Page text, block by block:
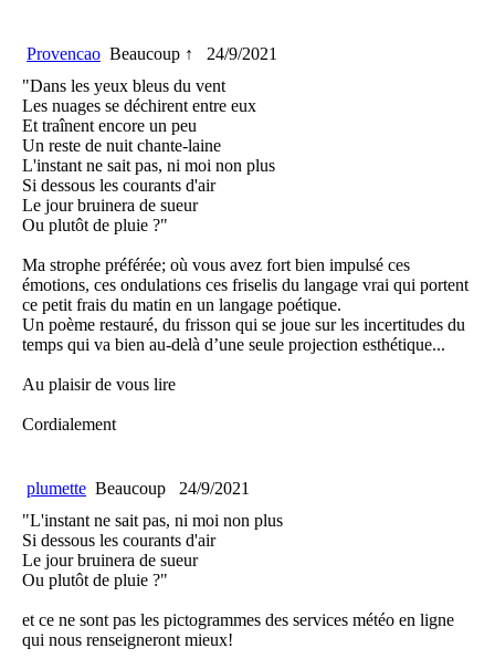
Provencao Beaucoup ↑
24/9/2021
"Dans les yeux bleus du vent
Les nuages se déchirent entre eux
Et traînent encore un peu
Un reste de nuit chante-laine
L'instant ne sait pas, ni moi non plus
Si dessous les courants d'air
Le jour bruinera de sueur
Ou plutôt de pluie ?"
Ma strophe préférée; où vous avez fort bien impulsé ces
émotions, ces ondulations ces friselis du langage vrai qui portent
ce petit frais du matin en un langage poétique.
Un poème restauré, du frisson qui se joue sur les incertitudes du
temps qui va bien au-delà d’une seule projection esthétique...
Au plaisir de vous lire
Cordialement
plumette Beaucoup
24/9/2021
"L'instant ne sait pas, ni moi non plus
Si dessous les courants d'air
Le jour bruinera de sueur
Ou plutôt de pluie ?"
et ce ne sont pas les pictogrammes des services météo en ligne
qui nous renseigneront mieux!